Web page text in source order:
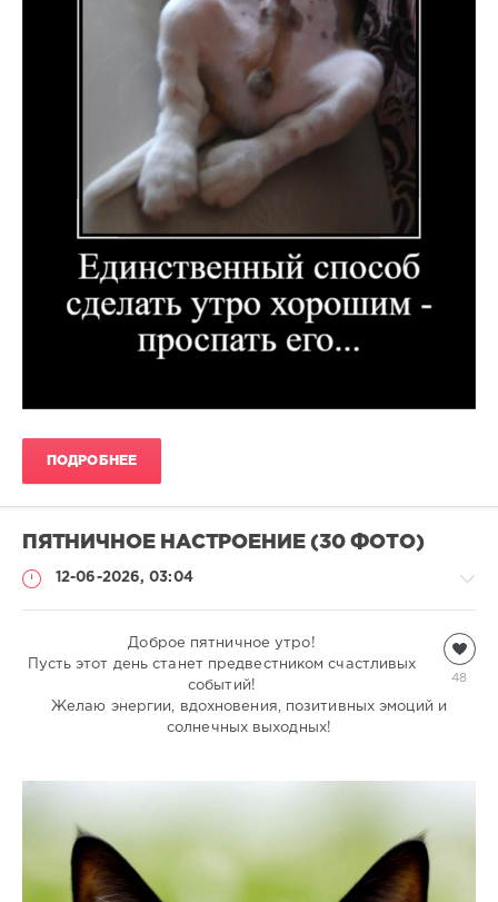
ПОДРОБНЕЕ
ПЯТНИЧНОЕ НАСТРОЕНИЕ (30 ФОТО)
12-06-2026, 03:04
всячина
48
Доброе пятничное утро!
Пусть этот день станет предвестником счастливых
событий!
Желаю энергии, вдохновения, позитивных эмоций и
солнечных выходных!